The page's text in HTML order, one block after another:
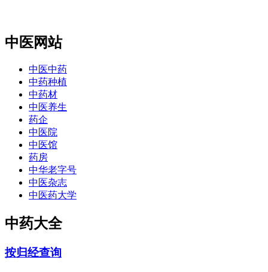
中医网站
中医中药
中药种植
中药材
中医养生
药企
中医院
中医馆
药房
中华老字号
中医杂志
中医药大学
中药大全
按归经查询